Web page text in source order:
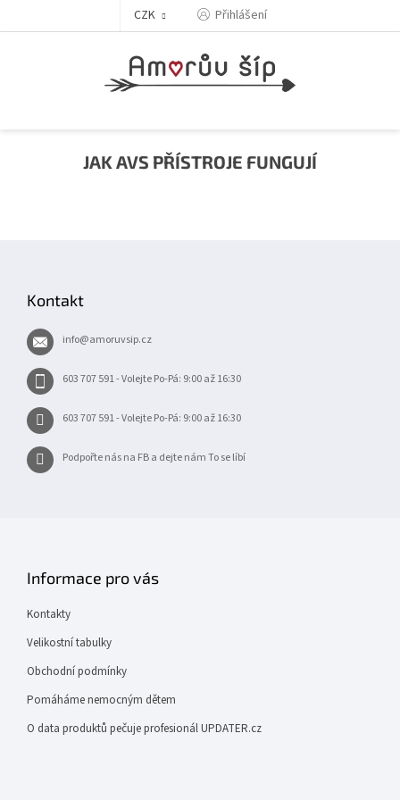
CZK Přihlášení
JAK AVS PŘÍSTROJE FUNGUJÍ
Kontakt
info@amoruvsip.cz
603 707 591 - Volejte Po-Pá: 9:00 až 16:30
603 707 591 - Volejte Po-Pá: 9:00 až 16:30
Podpořte nás na FB a dejte nám To se líbí
Informace pro vás
Kontakty
Velikostní tabulky
Obchodní podmínky
Pomáháme nemocným dětem
O data produktů pečuje profesionál UPDATER.cz